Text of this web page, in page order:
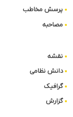
پرسش مخاطب
مصاحبه
نقشه
دانش نظامی
گرافیک
گزارش